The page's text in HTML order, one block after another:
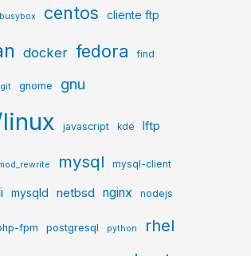
busybox centos cliente ftp
docker fedora find
git gnome gnu
javascript kde lftp
mysql mysql-client
mysqld netbsd nginx nodejs
fpm postgresql python rhel